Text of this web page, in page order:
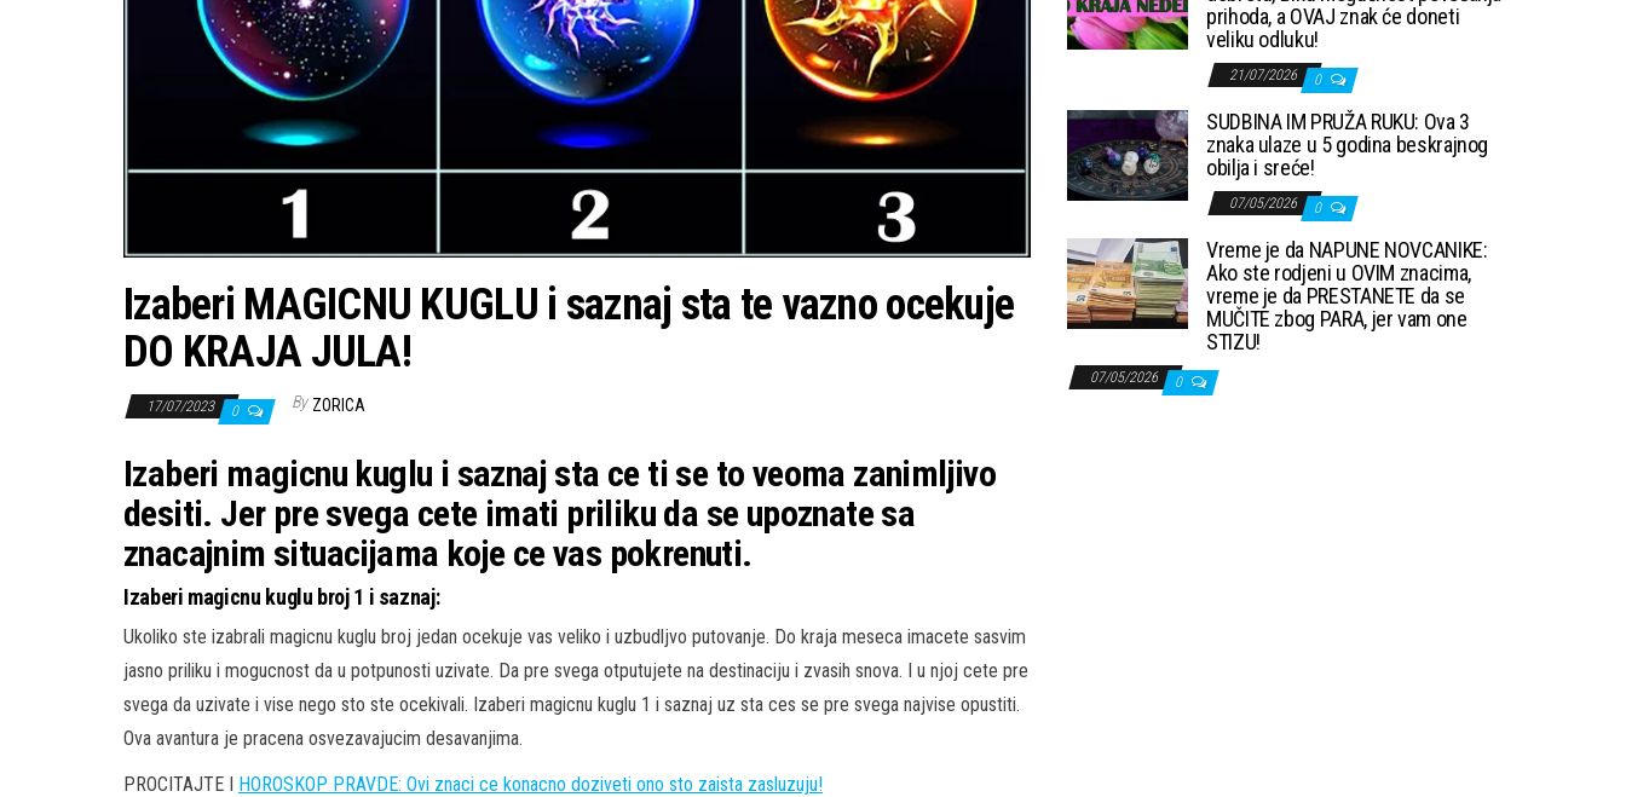
Izaberi MAGICNU KUGLU i saznaj sta te vazno ocekuje
DO KRAJA JULA!
17/07/2023 0 By ZORICA
Izaberi magicnu kuglu i saznaj sta ce ti se to veoma zanimljivo
desiti. Jer pre svega cete imati priliku da se upoznate sa
znacajnim situacijama koje ce vas pokrenuti.
Izaberi magicnu kuglu broj 1 i saznaj:
Ukoliko ste izabrali magicnu kuglu broj jedan ocekuje vas veliko i uzbudljvo putovanje. Do kraja meseca imacete sasvim
jasno priliku i mogucnost da u potpunosti uzivate. Da pre svega otputujete na destinaciju i zvasih snova. I u njoj cete pre
svega da uzivate i vise nego sto ste ocekivali. Izaberi magicnu kuglu 1 i saznaj uz sta ces se pre svega najvise opustiti.
Ova avantura je pracena osvezavajucim desavanjima.
PROCITAJTE I HOROSKOP PRAVDE: Ovi znaci ce konacno doziveti ono sto zaista zasluzuju!
prihoda, a OVAJ znak će doneti
veliku odluku!
21/07/2026 0
SUDBINA IM PRUŽA RUKU: Ova 3
znaka ulaze u 5 godina beskrajnog
obilja i sreće!
07/05/2026 0
Vreme je da NAPUNE NOVCANIKE:
Ako ste rodjeni u OVIM znacima,
vreme je da PRESTANETE da se
MUČITE zbog PARA, jer vam one
STIZU!
07/05/2026 0